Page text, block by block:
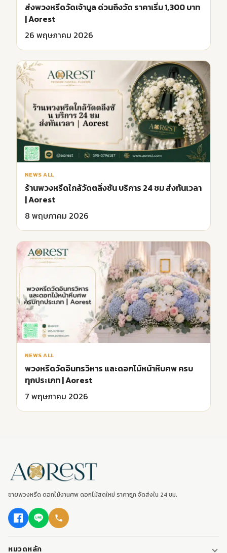
ส่งพวงหรีดวัดเจ้ามูล ด่วนถึงวัด ราคาเริ่ม 1,300 บาท
| Aorest
26 พฤษภาคม 2026
NEWS ALL
ร้านพวงหรีดใกล้วัดตลิ่งชัน บริการ 24 ชม ส่งทันเวลา
| Aorest
8 พฤษภาคม 2026
NEWS ALL
พวงหรีดวัดอินทรวิหาร และดอกไม้หน้าหีบศพ ครบ
ทุกประเภท | Aorest
7 พฤษภาคม 2026
ขายพวงหรีด ดอกไม้งานศพ ดอกไม้สดใหม่ ราคาถูก จัดส่งใน 24 ชม.
หมวดหลัก